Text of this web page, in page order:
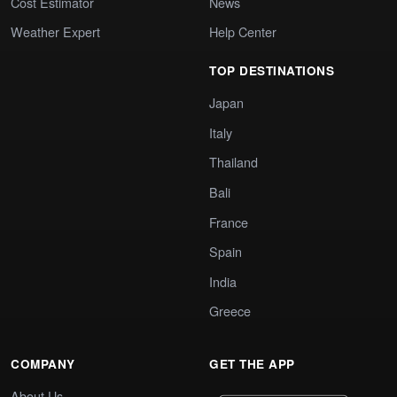
Weather Expert
Help Center
TOP DESTINATIONS
Japan
Italy
Thailand
Bali
France
Spain
India
Greece
COMPANY GET THE APP